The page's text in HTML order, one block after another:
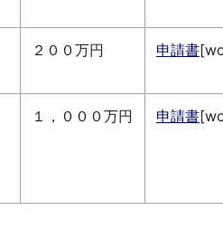
２００万円 申請書
１，０００万円 申請書